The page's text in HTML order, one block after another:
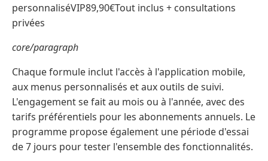
personnaliséVIP89,90€Tout inclus + consultations
privées
core/paragraph
Chaque formule inclut l'accès à l'application mobile,
aux menus personnalisés et aux outils de suivi.
L'engagement se fait au mois ou à l'année, avec des
tarifs préférentiels pour les abonnements annuels. Le
programme propose également une période d'essai
de 7 jours pour tester l'ensemble des fonctionnalités.